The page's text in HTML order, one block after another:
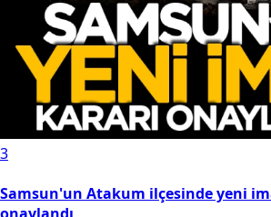
3
Samsun'un Atakum ilçesinde yeni